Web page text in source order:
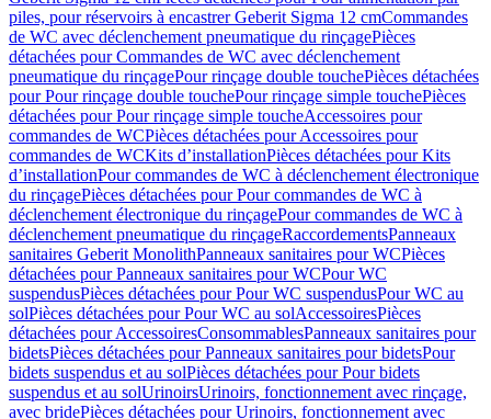
piles, pour réservoirs à encastrer Geberit Sigma 12 cmCommandes
de WC avec déclenchement pneumatique du rinçagePièces
détachées pour Commandes de WC avec déclenchement
pneumatique du rinçagePour rinçage double touchePièces détachées
pour Pour rinçage double touchePour rinçage simple touchePièces
détachées pour Pour rinçage simple toucheAccessoires pour
commandes de WCPièces détachées pour Accessoires pour
commandes de WCKits d’installationPièces détachées pour Kits
d’installationPour commandes de WC à déclenchement électronique
du rinçagePièces détachées pour Pour commandes de WC à
déclenchement électronique du rinçagePour commandes de WC à
déclenchement pneumatique du rinçageRaccordementsPanneaux
sanitaires Geberit MonolithPanneaux sanitaires pour WCPièces
détachées pour Panneaux sanitaires pour WCPour WC
suspendusPièces détachées pour Pour WC suspendusPour WC au
solPièces détachées pour Pour WC au solAccessoiresPièces
détachées pour AccessoiresConsommablesPanneaux sanitaires pour
bidetsPièces détachées pour Panneaux sanitaires pour bidetsPour
bidets suspendus et au solPièces détachées pour Pour bidets
suspendus et au solUrinoirsUrinoirs, fonctionnement avec rinçage,
avec bridePièces détachées pour Urinoirs, fonctionnement avec